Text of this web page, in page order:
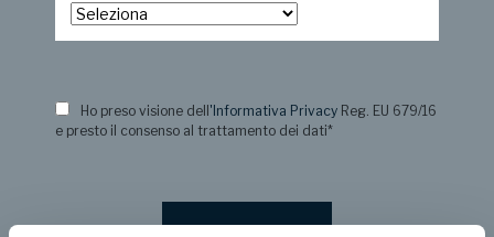
Ho preso visione dell 'Informativa Privacy Reg. EU 679/16
e presto il consenso al trattamento dei dati*